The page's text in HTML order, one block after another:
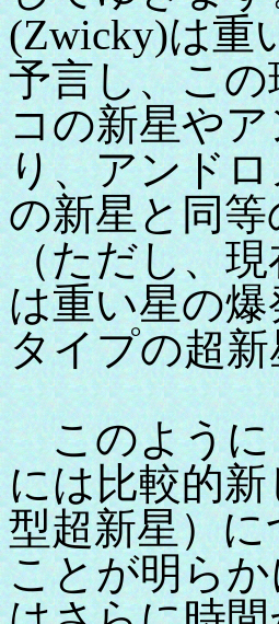
(Zwicky)は重
予言し、こ
コの新星や
り、アンド
の新星と同
（ただし、
は重い星の
タイプの超
このように
には比較的
型超新星）
ことが明ら